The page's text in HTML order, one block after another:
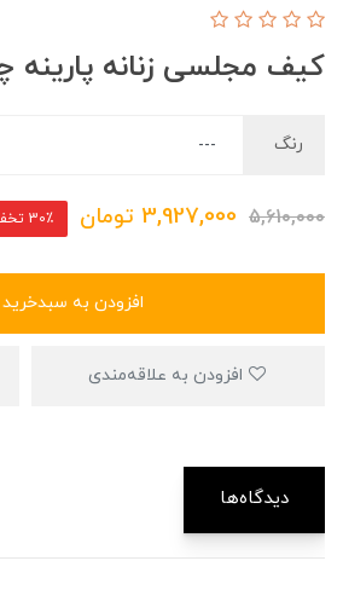
کیف مجلسی زنانه پارینه چرم
رنگ
5,610,000
3,927,000 تومان 30٪ تخفیف
افزودن به سبدخرید
دیدگاه‌ها